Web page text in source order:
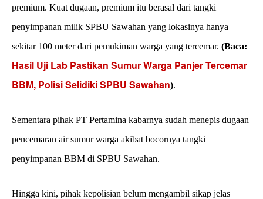
premium. Kuat dugaan, premium itu berasal dari tangki
penyimpanan milik SPBU Sawahan yang lokasinya hanya
sekitar 100 meter dari pemukiman warga yang tercemar. (Baca:
Hasil Uji Lab Pastikan Sumur Warga Panjer Tercemar
BBM, Polisi Selidiki SPBU Sawahan).
Sementara pihak PT Pertamina kabarnya sudah menepis dugaan
pencemaran air sumur warga akibat bocornya tangki
penyimpanan BBM di SPBU Sawahan.
Hingga kini, pihak kepolisian belum mengambil sikap jelas